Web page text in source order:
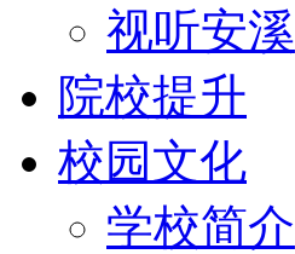
视听安溪
院校提升
校园文化
学校简介